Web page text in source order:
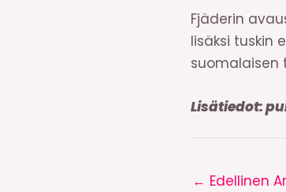
Fjäderin
lisäksi tuskin
suomalaisen
Lisätiedot:
← Edellinen